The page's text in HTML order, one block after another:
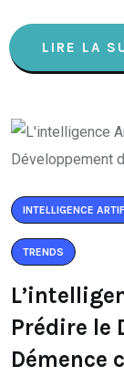
LIRE LA
INTELLIGENCE
TRENDS
Prédire le
Démence